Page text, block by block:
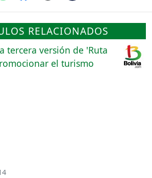
RELACIONADOS